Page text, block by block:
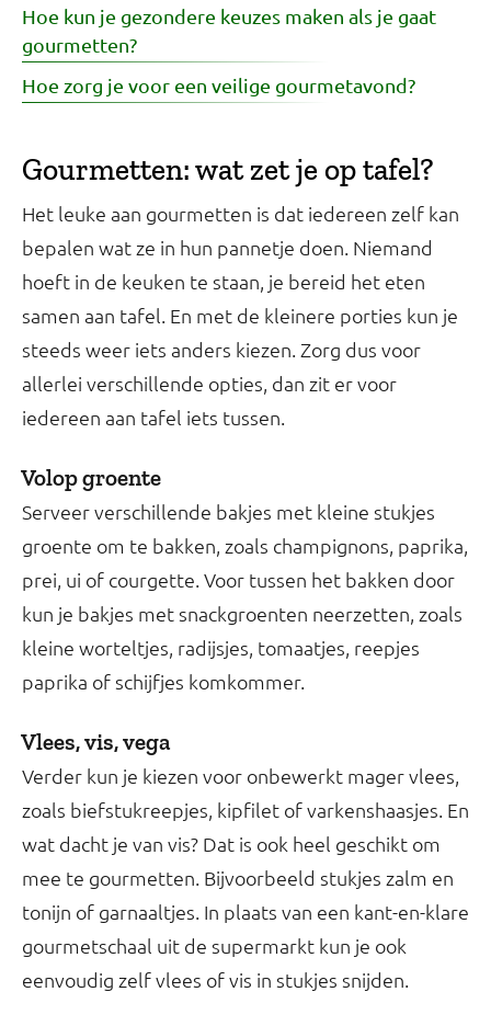
Hoe kun je gezondere keuzes maken als je gaat
gourmetten?
Hoe zorg je voor een veilige gourmetavond?
Gourmetten: wat zet je op tafel?
Het leuke aan gourmetten is dat iedereen zelf kan
bepalen wat ze in hun pannetje doen. Niemand
hoeft in de keuken te staan, je bereid het eten
samen aan tafel. En met de kleinere porties kun je
steeds weer iets anders kiezen. Zorg dus voor
allerlei verschillende opties, dan zit er voor
iedereen aan tafel iets tussen.
Volop groente
Serveer verschillende bakjes met kleine stukjes
groente om te bakken, zoals champignons, paprika,
prei, ui of courgette. Voor tussen het bakken door
kun je bakjes met snackgroenten neerzetten, zoals
kleine worteltjes, radijsjes, tomaatjes, reepjes
paprika of schijfjes komkommer.
Vlees, vis, vega
Verder kun je kiezen voor onbewerkt mager vlees,
zoals biefstukreepjes, kipfilet of varkenshaasjes. En
wat dacht je van vis? Dat is ook heel geschikt om
mee te gourmetten. Bijvoorbeeld stukjes zalm en
tonijn of garnaaltjes. In plaats van een kant-en-klare
gourmetschaal uit de supermarkt kun je ook
eenvoudig zelf vlees of vis in stukjes snijden.